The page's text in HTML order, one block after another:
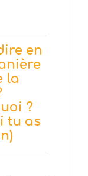
en
la
?
tu as